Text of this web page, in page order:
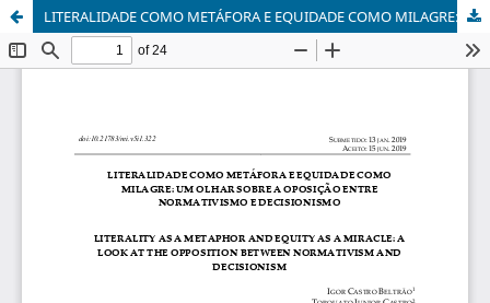
LITERALIDADE COMO METÁFORA E EQUIDADE COMO MILAGRE: UM OLHAR SOBRE A OPOSIÇÃO ENTRE NORMATIVISMO E DECISIONISMO